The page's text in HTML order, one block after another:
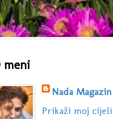
meni
Nada Magazin
Prikaži moj